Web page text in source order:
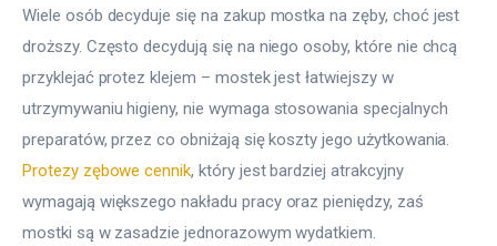
Wiele osób decyduje się na zakup mostka na zęby, choć jest
droższy. Często decydują się na niego osoby, które nie chcą
przyklejać protez klejem – mostek jest łatwiejszy w
utrzymywaniu higieny, nie wymaga stosowania specjalnych
preparatów, przez co obniżają się koszty jego użytkowania.
Protezy zębowe cennik, który jest bardziej atrakcyjny
wymagają większego nakładu pracy oraz pieniędzy, zaś
mostki są w zasadzie jednorazowym wydatkiem.